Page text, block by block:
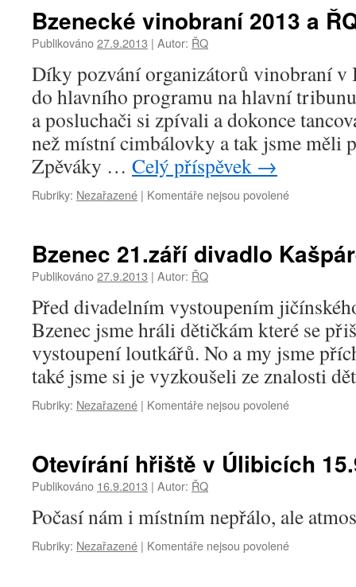
názvem
Zámecké
Bzenci
Bzenecké vinobraní 2013 a
Publikováno27.9.2013 | Autor: ŘQ
Díky pozvání organizátorů vinobraní v
do hlavního programu na hlavní
a posluchači si zpívali a dokonce
než místní cimbálovky a tak jsme měli
Zpěváky … Celý příspěvek →
Rubriky: Nezařazené | Komentáře nejsou povolené
názvem
Bzenecké
a
ŘQ
Bzenec 21.září divadlo
Publikováno27.9.2013 | Autor: ŘQ
Před divadelním vystoupením
Bzenec jsme hráli dětičkám které se
vystoupení loutkářů. No a my jsme
také jsme si je vyzkoušeli ze znalosti
Rubriky: Nezařazené | Komentáře nejsou povolené
názvem
Bzenec
Kašpárek
Otevírání hřiště v Úlibicích
Publikováno 16.9.2013 | Autor: ŘQ
Počasí nám i místním nepřálo, ale
Rubriky: Nezařazené | Komentáře nejsou povolené